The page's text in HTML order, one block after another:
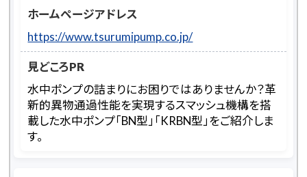
ホームページアドレス
https://www.tsurumipump.co.jp/
見どころPR
水中ポンプの詰まりにお困りではありませんか？革
新的異物通過性能を実現するスマッシュ機構を搭
載した水中ポンプ「BN型」「KRBN型」をご紹介しま
す。